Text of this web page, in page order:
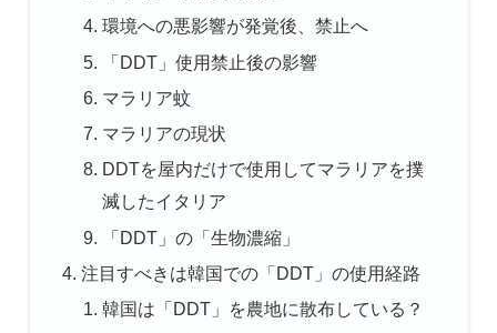
環境への悪影響が発覚後、禁止へ
「DDT」使用禁止後の影響
マラリア蚊
マラリアの現状
DDTを屋内だけで使用してマラリアを撲
滅したイタリア
「DDT」の「生物濃縮」
注目すべきは韓国での「DDT」の使用経路
韓国は「DDT」を農地に散布している？